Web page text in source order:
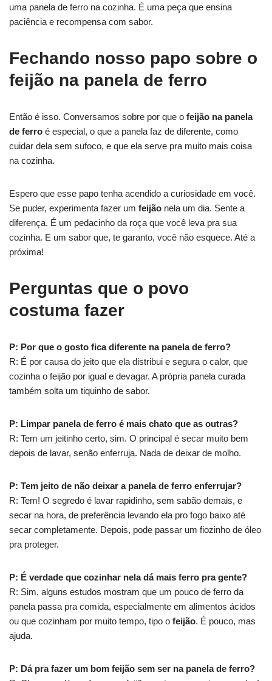
uma panela de ferro na cozinha. É uma peça que ensina
paciência e recompensa com sabor.
Fechando nosso papo sobre o
feijão na panela de ferro
Então é isso. Conversamos sobre por que o feijão na panela
de ferro é especial, o que a panela faz de diferente, como
cuidar dela sem sufoco, e que ela serve pra muito mais coisa
na cozinha.
Espero que esse papo tenha acendido a curiosidade em você.
Se puder, experimenta fazer um feijão nela um dia. Sente a
diferença. É um pedacinho da roça que você leva pra sua
cozinha. E um sabor que, te garanto, você não esquece. Até a
próxima!
Perguntas que o povo
costuma fazer
P: Por que o gosto fica diferente na panela de ferro?
R: É por causa do jeito que ela distribui e segura o calor, que
cozinha o feijão por igual e devagar. A própria panela curada
também solta um tiquinho de sabor.
P: Limpar panela de ferro é mais chato que as outras?
R: Tem um jeitinho certo, sim. O principal é secar muito bem
depois de lavar, senão enferruja. Nada de deixar de molho.
P: Tem jeito de não deixar a panela de ferro enferrujar?
R: Tem! O segredo é lavar rapidinho, sem sabão demais, e
secar na hora, de preferência levando ela pro fogo baixo até
secar completamente. Depois, pode passar um fiozinho de óleo
pra proteger.
P: É verdade que cozinhar nela dá mais ferro pra gente?
R: Sim, alguns estudos mostram que um pouco de ferro da
panela passa pra comida, especialmente em alimentos ácidos
ou que cozinham por muito tempo, tipo o feijão. É pouco, mas
ajuda.
P: Dá pra fazer um bom feijão sem ser na panela de ferro?